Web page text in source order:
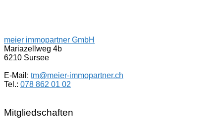
meier immopartner GmbH
Mariazellweg 4b
6210 Sursee
E-Mail: tm@meier-immopartner.ch
Tel.: 078 862 01 02
Mitgliedschaften